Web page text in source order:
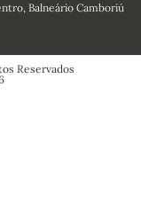
Balneário Camboriú
Reservados